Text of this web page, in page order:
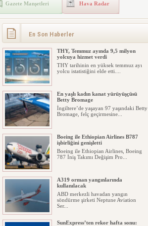
Gazete Manşetleri Hava Radar
En Son Haberler
THY, Temmuz ayında 9,5 milyon
yolcuya hizmet verdi
THY tarihinin en yüksek temmuz ayı
yolcu istatistiğini elde etti....
En yaşlı kadın kanat yürüyüşçüsü
Betty Bromage
İngiltere’de yaşayan 97 yaşındaki Betty
Bromage, felç geçirmesine...
Boeing ile Ethiopian Airlines B787
işbirliğini genişletti
Boeing ile Ethiopian Airlines, Boeing
787 İniş Takımı Değişim Pro...
A319 orman yangınlarında
kullanılacak
ABD merkezli havadan yangın
söndürme şirketi Neptune Aviation
Ser...
SunExpress’ten rekor hafta sonu: